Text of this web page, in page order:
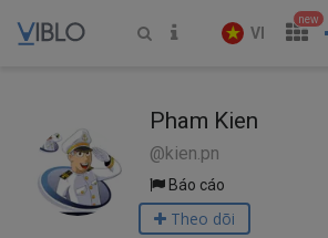
VI
new
Pham Kien
@kien.pn
Báo cáo
Theo dõi